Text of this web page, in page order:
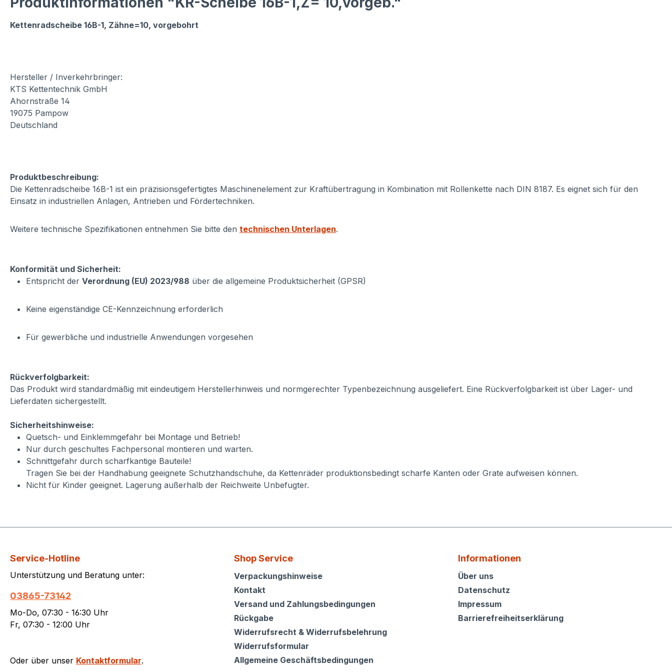
Kettenradscheibe 16B-1, Zähne=10, vorgebohrt
Hersteller / Inverkehrbringer:
KTS Kettentechnik GmbH
Ahornstraße 14
19075 Pampow
Deutschland
Produktbeschreibung:
Die Kettenradscheibe 16B-1 ist ein präzisionsgefertigtes Maschinenelement zur Kraftübertragung in Kombination mit Rollenkette nach DIN 8187. Es eignet sich für den
Einsatz in industriellen Anlagen, Antrieben und Fördertechniken.
Weitere technische Spezifikationen entnehmen Sie bitte den technischen Unterlagen.
Konformität und Sicherheit:
Entspricht der Verordnung (EU) 2023/988 über die allgemeine Produktsicherheit (GPSR)
Keine eigenständige CE-Kennzeichnung erforderlich
Für gewerbliche und industrielle Anwendungen vorgesehen
Rückverfolgbarkeit:
Das Produkt wird standardmäßig mit eindeutigem Herstellerhinweis und normgerechter Typenbezeichnung ausgeliefert. Eine Rückverfolgbarkeit ist über Lager- und
Lieferdaten sichergestellt.
Sicherheitshinweise:
Quetsch- und Einklemmgefahr bei Montage und Betrieb!
Nur durch geschultes Fachpersonal montieren und warten.
Schnittgefahr durch scharfkantige Bauteile!
Tragen Sie bei der Handhabung geeignete Schutzhandschuhe, da Kettenräder produktionsbedingt scharfe Kanten oder Grate aufweisen können.
Nicht für Kinder geeignet. Lagerung außerhalb der Reichweite Unbefugter.
Service-Hotline
Unterstützung und Beratung unter:
03865-73142
Mo-Do, 07:30 - 16:30 Uhr
Fr, 07:30 - 12:00 Uhr
Oder über unser Kontaktformular.
Shop Service
Shop Service
Verpackungshinweise
Kontakt
Versand und Zahlungsbedingungen
Rückgabe
Widerrufsrecht & Widerrufsbelehrung
Widerrufsformular
Allgemeine Geschäftsbedingungen
Informationen
Informationen
Über uns
Datenschutz
Impressum
Barrierefreiheitserklärung